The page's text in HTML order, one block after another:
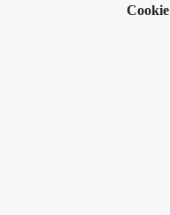
Cookie